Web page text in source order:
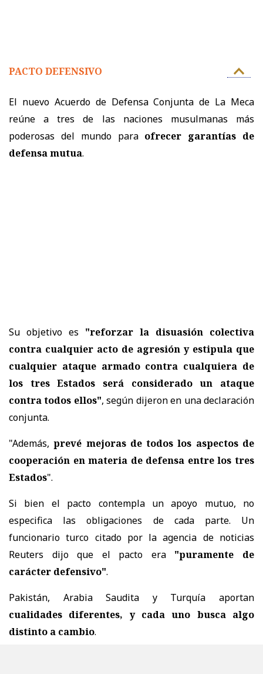
PACTO DEFENSIVO
El nuevo Acuerdo de Defensa Conjunta de La Meca
reúne a tres de las naciones musulmanas más
poderosas del mundo para ofrecer garantías de
defensa mutua.
Su objetivo es "reforzar la disuasión colectiva
contra cualquier acto de agresión y estipula que
cualquier ataque armado contra cualquiera de
los tres Estados será considerado un ataque
contra todos ellos", según dijeron en una declaración
conjunta.
"Además,prevé mejoras de todos los aspectos de
cooperación en materia de defensa entre los tres
Estados".
Si bien el pacto contempla un apoyo mutuo, no
especifica las obligaciones de cada parte. Un
funcionario turco citado por la agencia de noticias
Reuters dijo que el pacto era "puramente de
carácter defensivo".
Pakistán, Arabia Saudita y Turquía aportan
cualidades diferentes, y cada uno busca algo
distinto a cambio.